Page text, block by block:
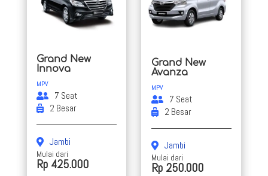
Grand New
Innova
MPV
7 Seat
2 Besar
Jambi
Mulai dari
Rp 425.000
Grand New
Avanza
MPV
7 Seat
2 Besar
Jambi
Mulai dari
Rp 250.000